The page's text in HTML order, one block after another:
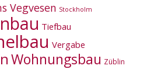
Vegvesen Stockholm
Tiefbau
Vergabe
Wohnungsbau Züblin